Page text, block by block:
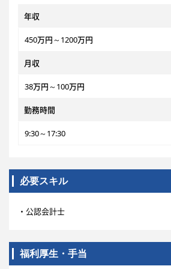
年収
450万円～1200万円
月収
38万円～100万円
勤務時間
9:30～17:30
必要スキル
・公認会計士
福利厚生・手当